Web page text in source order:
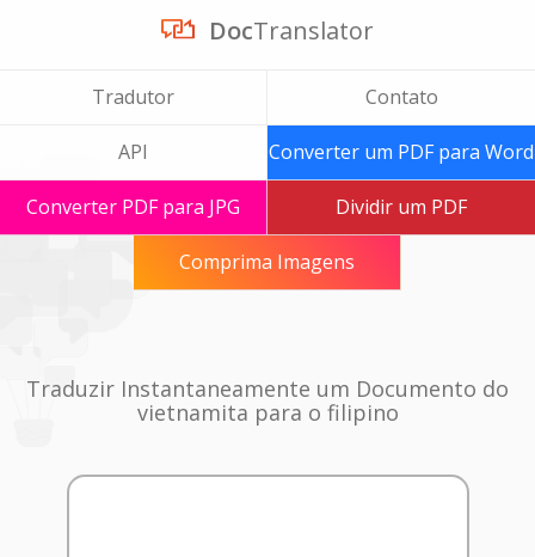
DocTranslator
Tradutor Contato
API Converter um PDF para Word
Converter PDF para JPG Dividir um PDF
Comprima Imagens
Traduzir Instantaneamente um Documento do
vietnamita para o filipino